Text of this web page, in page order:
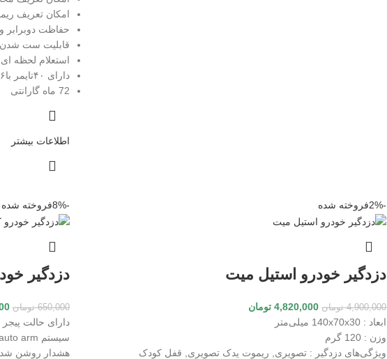
امکان تعریف
حفاظت دوبرابر
قابلیت ست شدن ۱۰۰سنسور در هر زون
استعلام لحظه ای
دارای ۴۰تایمر با۶فرمان برای تنظیم زون ها
72 ماه گارانتی
اطلاعات بیشتر
-2% فروخته شده
دزدگیر خودرو استیل میت
4,900,000 تومان 4,820,000 تومان
ابعاد : 140x70x30 میلی‌متر
وزن : 120 گرم
ویژگی‌های دزدگیر : تصویری, ریموت یدک تصویری, قفل کودک
-8% فروخته شده
دزدگیر
650,000 تومان
هشدار روشن شدن